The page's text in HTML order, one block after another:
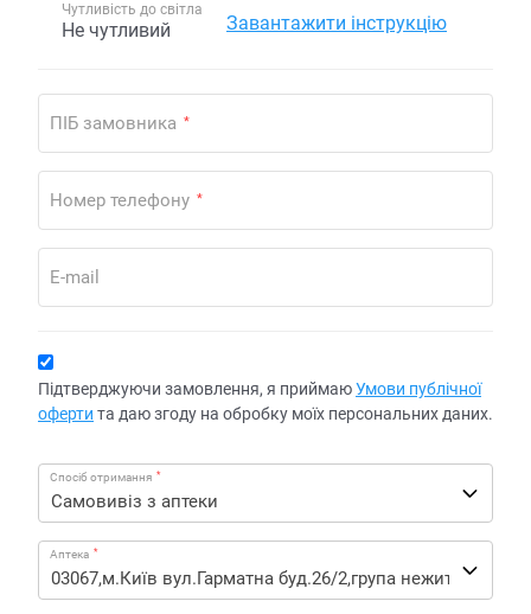
Чутливість до світла
Не чутливий Завантажити інструкцію
ПІБ замовника *
Номер телефону *
E-mail
Підтверджуючи замовлення, я приймаюУмови публічної
оферти та даю згоду на обробку моїх персональних даних.
Спосіб отримання *
Аптека *